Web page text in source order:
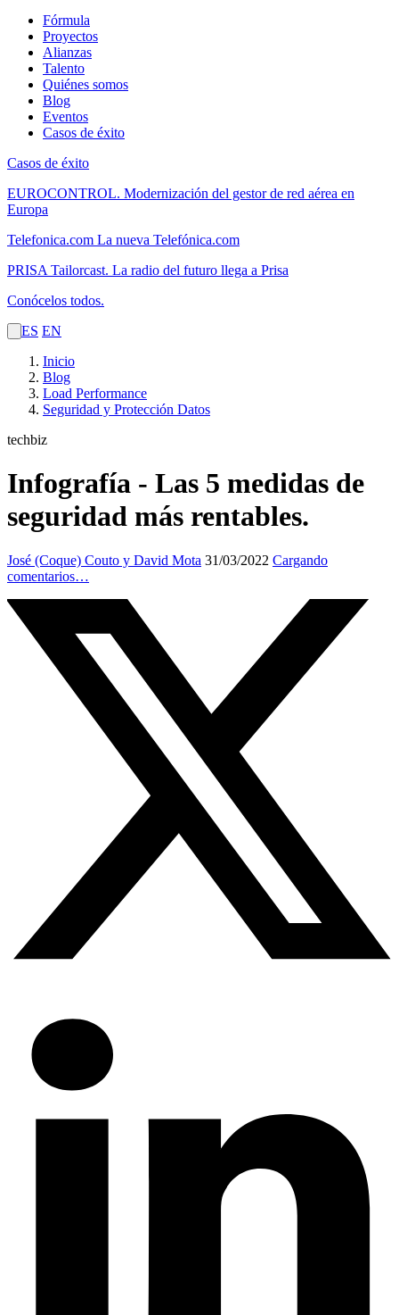
Fórmula
Proyectos
Alianzas
Talento
Quiénes somos
Blog
Eventos
Casos de éxito
Casos de éxito
EUROCONTROL. Modernización del gestor de red aérea en
Europa
Telefonica.com La nueva Telefónica.com
PRISA Tailorcast. La radio del futuro llega a Prisa
Conócelos todos.
ES EN
Inicio
Blog
Load Performance
Seguridad y Protección Datos
techbiz
Infografía - Las 5 medidas de
seguridad más rentables.
José (Coque) Couto y David Mota 31/03/2022 Cargando
comentarios…